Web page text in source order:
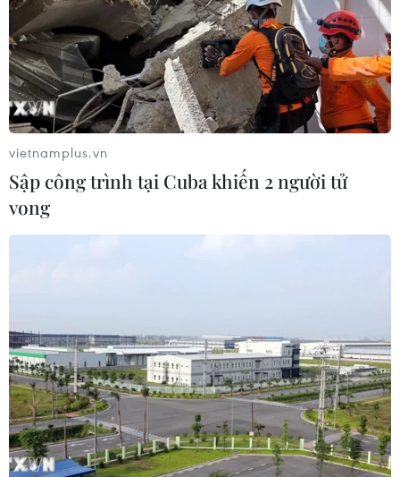
16/11/2019 15:00
Tối 16/11, Lễ xuất quân Đoàn thể thao Việt Nam tham dự
SEA Games 30 đã diễn ra tại Trung tâm Huấn luyện Thể
thao Quốc gia Hà Nội.
Họp mặt tiễn Đoàn thể thao Việt Nam khu
vực phía Nam dự SEA Games 30
22/11/2019 15:03
vietnamplus.vn
Sập công trình tại Cuba khiến 2 người tử
vong